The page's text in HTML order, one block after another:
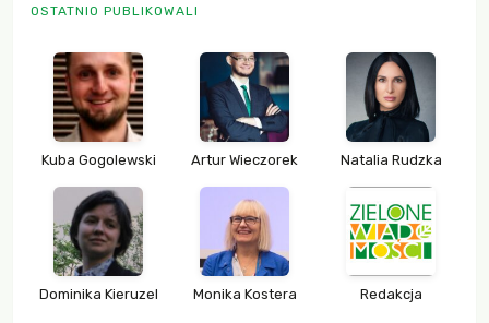
OSTATNIO PUBLIKOWALI
Kuba Gogolewski Artur Wieczorek Natalia Rudzka
Dominika Kieruzel Monika Kostera Redakcja